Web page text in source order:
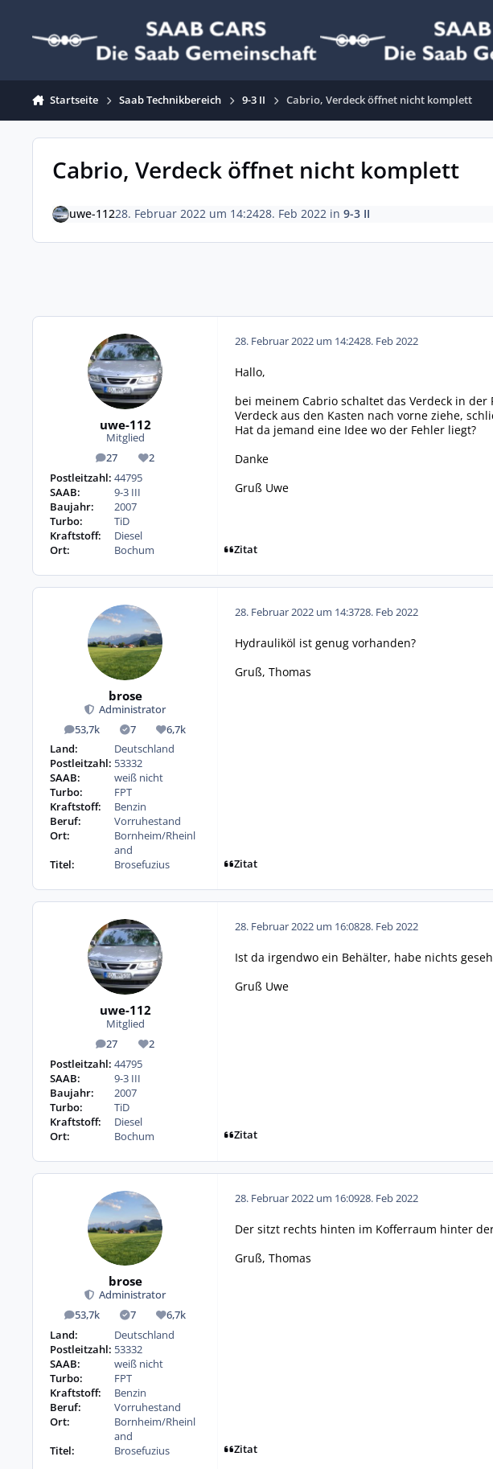
Startseite Saab Technikbereich 9-3 II Cabrio, Verdeck öffnet nicht komplett
Cabrio, Verdeck öffnet nicht komplett
uwe-11228. Februar 2022 um 14:2428. Feb 2022in 9-3 II
uwe-112
Mitglied
27
Beiträge 2
Reputation
Postleitzahl: 44795
SAAB:
9-3 III
Baujahr:
2007
Turbo:
TiD
Kraftstoff:
Diesel
Ort:
Bochum
28. Februar 2022 um 14:2428. Feb 2022
Hallo,
bei meinem Cabrio schaltet das Verdeck in
Verdeck aus den Kasten nach vorne ziehe,
Hat da jemand eine Idee wo der Fehler liegt?
Danke
Gruß Uwe
Zitat
brose
Administrator
53,7k
Beiträge 7
Lösungen6,7k
Reputation
Land:
Deutschland
Postleitzahl: 53332
SAAB:
weiß nicht
Turbo:
FPT
Kraftstoff:
Benzin
Beruf:
Vorruhestand
Ort:
Bornheim/Rheinl
and
Titel:
Brosefuzius
28. Februar 2022 um 14:3728. Feb 2022
Hydrauliköl ist genug vorhanden?
Gruß, Thomas
Zitat
uwe-112
Mitglied
27
Beiträge 2
Reputation
Postleitzahl: 44795
SAAB:
9-3 III
Baujahr:
2007
Turbo:
TiD
Kraftstoff:
Diesel
Ort:
Bochum
28. Februar 2022 um 16:0828. Feb 2022
Ist da irgendwo ein Behälter, habe nichts
Gruß Uwe
Zitat
brose
Administrator
53,7k
Beiträge 7
Lösungen6,7k
Reputation
Land:
Deutschland
Postleitzahl: 53332
SAAB:
weiß nicht
Turbo:
FPT
Kraftstoff:
Benzin
Beruf:
Vorruhestand
Ort:
Bornheim/Rheinl
and
Titel:
Brosefuzius
28. Februar 2022 um 16:0928. Feb 2022
Der sitzt rechts hinten im Kofferraum hinter
Gruß, Thomas
Zitat